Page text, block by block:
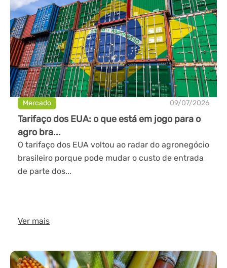
Mercado 09/07/2026
Tarifaço dos EUA: o que está em jogo para o
agro bra...
O tarifaço dos EUA voltou ao radar do agronegócio
brasileiro porque pode mudar o custo de entrada
de parte dos...
Ver mais